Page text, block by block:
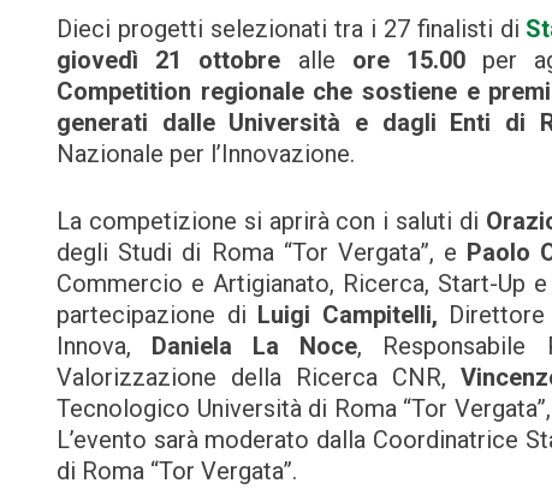
Dieci progetti selezionati tra i 27 finalisti di
giovedì 21 ottobre alle ore 15.00per
Competition regionale che sostiene e
generati dalle Università e dagli Enti di
Nazionale per l’Innovazione.
La competizione si aprirà con i saluti di
degli Studi di Roma “Tor Vergata”, e Paolo
Commercio e Artigianato, Ricerca, Start-Up
partecipazione di Luigi Campitelli,
Innova, Daniela La Noce, Responsabile
Valorizzazione della Ricerca CNR,
Tecnologico Università di Roma “Tor
L’evento sarà moderato dalla Coordinatrice
di Roma “Tor Vergata”.